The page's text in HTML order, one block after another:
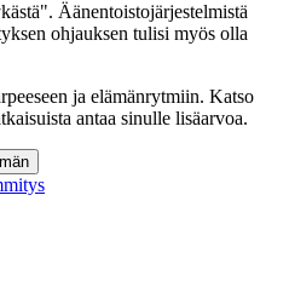
Äänentoistojärjestelmistä
ohjauksen tulisi myös olla
ja elämänrytmiin. Katso
antaa sinulle lisäarvoa.